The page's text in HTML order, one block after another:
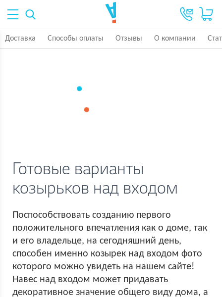
Доставка Способы оплаты Отзывы О компании
Готовые варианты
козырьков над входом
Поспособствовать созданию первого
положительного впечатления как о доме, так
и его владельце, на сегодняшний день,
способен именно козырек над входом фото
которого можно увидеть на нашем сайте!
Навес над входом может придавать
декоративное значение общего виду дома, а